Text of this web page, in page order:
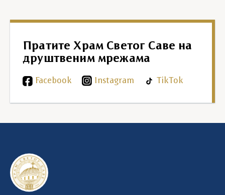
Пратите Храм Светог Саве на
друштвеним мрежама
Facebook Instagram TikTok